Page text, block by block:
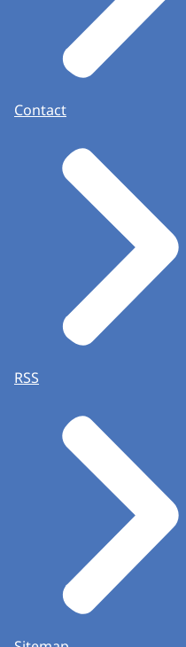
Contact
RSS